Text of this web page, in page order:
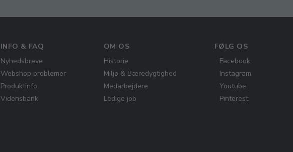
INFO & FAQ
Nyhedsbreve
Webshop problemer
Produktinfo
Vidensbank
OM OS
Historie
Miljø & Bæredygtighed
Medarbejdere
Ledige job
FØLG OS
Facebook
Instagram
Youtube
Pinterest